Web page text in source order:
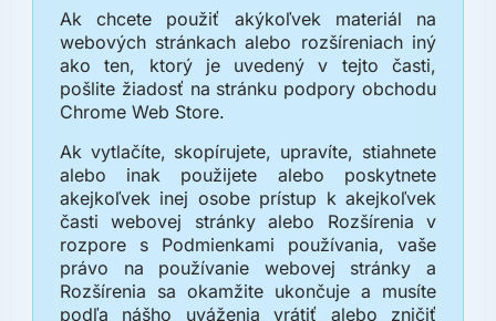
Ak chcete použiť akýkoľvek materiál na
webových stránkach alebo rozšíreniach iný
ako ten, ktorý je uvedený v tejto časti,
pošlite žiadosť na stránku podpory obchodu
Chrome Web Store.
Ak vytlačíte, skopírujete, upravíte, stiahnete
alebo inak použijete alebo poskytnete
akejkoľvek inej osobe prístup k akejkoľvek
časti webovej stránky alebo Rozšírenia v
rozpore s Podmienkami používania, vaše
právo na používanie webovej stránky a
Rozšírenia sa okamžite ukončuje a musíte
podľa nášho uváženia vrátiť alebo zničiť